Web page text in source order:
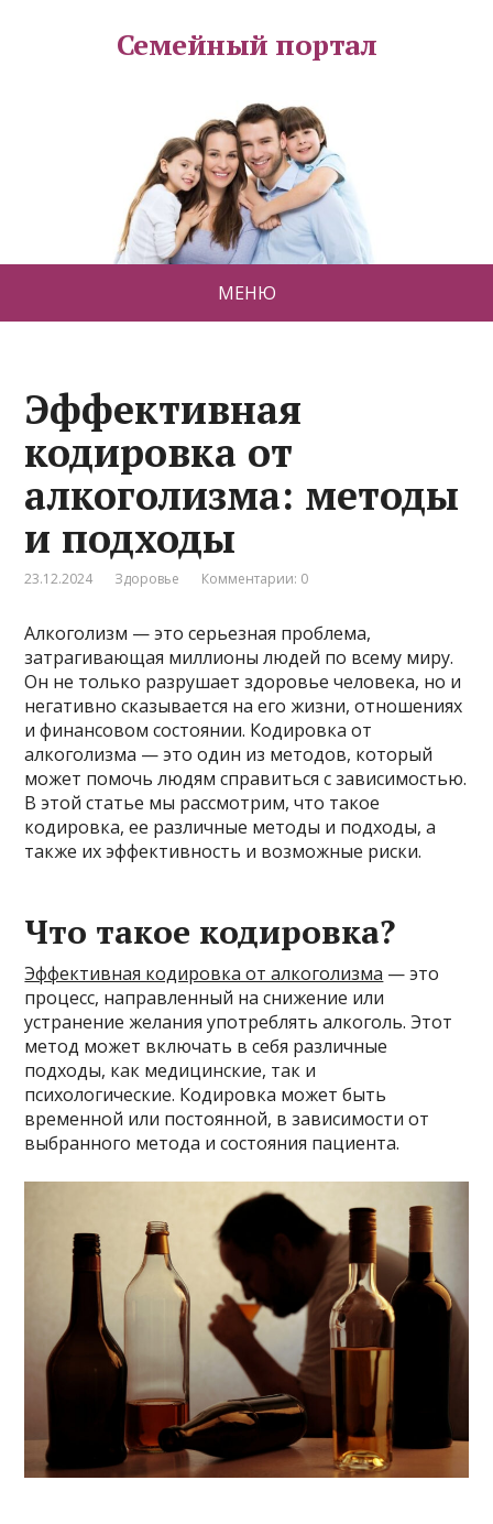
Семейный портал
МЕНЮ
Эффективная
кодировка от
алкоголизма: методы
и подходы
23.12.2024 Здоровье Комментарии: 0
Алкоголизм — это серьезная проблема,
затрагивающая миллионы людей по всему миру.
Он не только разрушает здоровье человека, но и
негативно сказывается на его жизни, отношениях
и финансовом состоянии. Кодировка от
алкоголизма — это один из методов, который
может помочь людям справиться с зависимостью.
В этой статье мы рассмотрим, что такое
кодировка, ее различные методы и подходы, а
также их эффективность и возможные риски.
Что такое кодировка?
Эффективная кодировка от алкоголизма — это
процесс, направленный на снижение или
устранение желания употреблять алкоголь. Этот
метод может включать в себя различные
подходы, как медицинские, так и
психологические. Кодировка может быть
временной или постоянной, в зависимости от
выбранного метода и состояния пациента.